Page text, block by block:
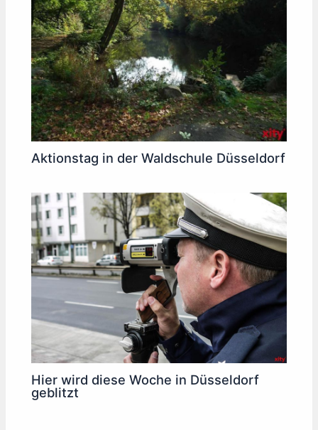
Aktionstag in der Waldschule Düsseldorf
Hier wird diese Woche in Düsseldorf
geblitzt